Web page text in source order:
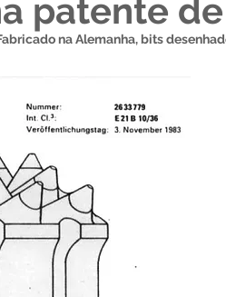
patente
na Alemanha, bits